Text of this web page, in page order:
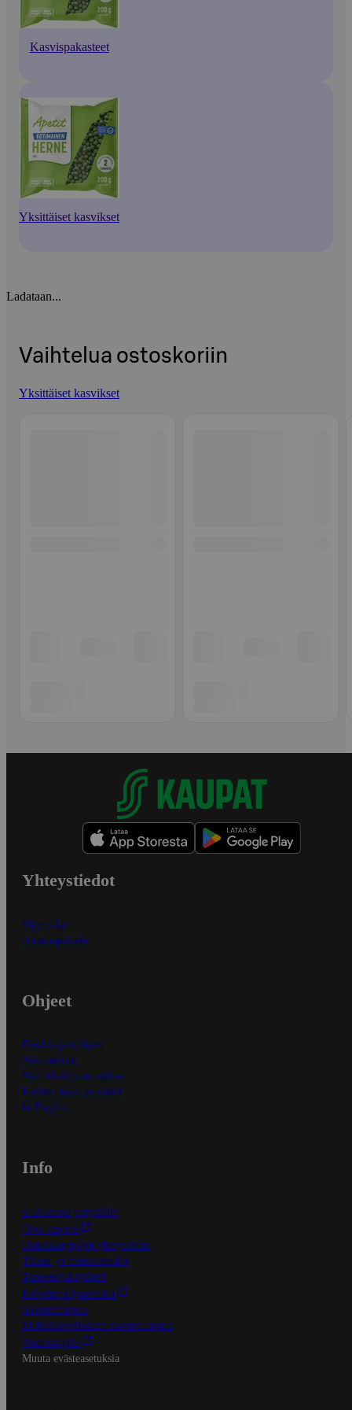
Kasvispakasteet
Yksittäiset kasvikset
Ladataan...
Vaihtelua ostoskoriin
Yksittäiset kasvikset
Yhteystiedot
Myymälät
Asiakaspalvelu
Ohjeet
Ensitilaajan ohjeet
Näin maksat
Näin tilaat ja muokkaat
Kaikki ohjeet ja vinkit
In English
Info
S-Business yrityksille
Oiva-raportit
Osuuskauppojen yhteystiedot
Tilaus- ja toimitusehdot
Tietosuojakäytäntö
Palvelun käyttöehdot
Saavutettavuus
Mobiilisovelluksen saavutettavuus
Mainostajalle
Muuta evästeasetuksia